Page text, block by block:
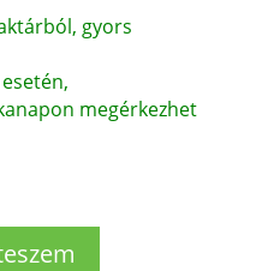
gyors
megérkezhet